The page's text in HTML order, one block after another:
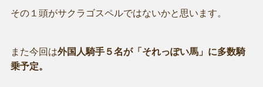
その１頭がサクラゴスペルではないかと思います。
また今回は外国人騎手５名が「それっぽい馬」に多数騎
乗予定。